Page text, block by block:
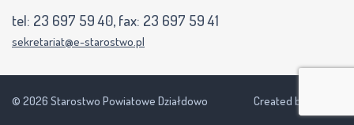
tel: 23 697 59 40, fax: 23 697 59 41
sekretariat@e-starostwo.pl
© 2026 Starostwo Powiatowe Działdowo Created by NEVPIX